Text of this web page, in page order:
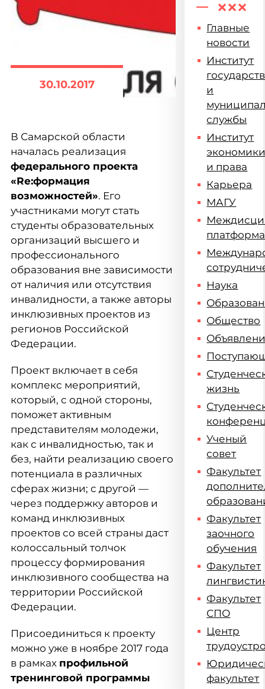
30.10.2017
В Самарской области
началась реализация
федерального проекта
«Re:формация
возможностей». Его
участниками могут стать
студенты образовательных
организаций высшего и
профессионального
образования вне зависимости
от наличия или отсутствия
инвалидности, а также авторы
инклюзивных проектов из
регионов Российской
Федерации.
Проект включает в себя
комплекс мероприятий,
который, с одной стороны,
поможет активным
представителям молодежи,
как с инвалидностью, так и
без, найти реализацию своего
потенциала в различных
сферах жизни; с другой —
через поддержку авторов и
команд инклюзивных
проектов со всей страны даст
колоссальный толчок
процессу формирования
инклюзивного сообщества на
территории Российской
Федерации.
Присоединиться к проекту
можно уже в ноябре 2017 года
в рамках профильной
тренинговой программы
Главные
новости
Институт
и
службы
Институт
и права
Карьера
МАГУ
платформа
Наука
Общество
жизнь
Ученый
совет
Факультет
Факультет
заочного
обучения
Факультет
Факультет
СПО
Центр
факультет